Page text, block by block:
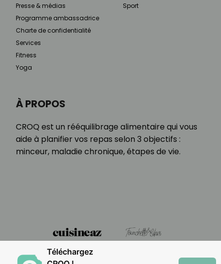
À PROPOS
CROQ est un rééquilibrage alimentaire qui vous
aide à planifier vos repas selon 3 objectifs :
minceur, maladie chronique, étapes de vie.
Presse & médias
Programme ambassadrice
Charte de confidentialité
Services
Fitness
Yoga
Sport
Téléchargez